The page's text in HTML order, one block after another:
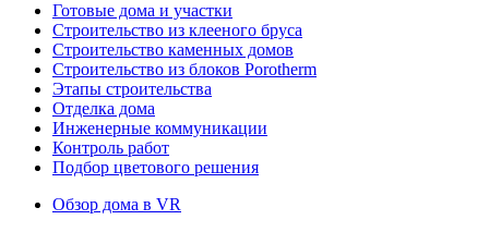
Готовые дома и участки
Строительство из клееного бруса
Строительство каменных домов
Строительство из блоков Porotherm
Этапы строительства
Отделка дома
Инженерные коммуникации
Контроль работ
Подбор цветового решения
Обзор дома в VR